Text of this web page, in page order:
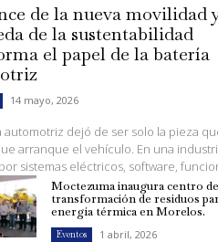
de la nueva movilidad
de la sustentabilidad
el papel de la batería
14 mayo, 2026
automotriz dejó de ser solo la pieza
arranque el vehículo. En una
sistemas eléctricos, software,
Moctezuma inaugura centro de
transformación de residuos
energía térmica en Morelos.
Eventos 1 abril, 2026